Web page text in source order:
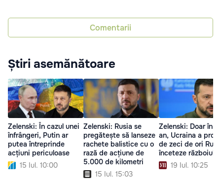
Comentarii
Știri asemănătoare
Zelenski: În cazul unei
înfrângeri, Putin ar
putea întreprinde
acțiuni periculoase
15 Iul. 10:00
Zelenski: Rusia se
pregătește să lanseze
rachete balistice cu o
rază de acțiune de
5.000 de kilometri
15 Iul. 15:03
Zelenski: Doar în
an, Ucraina a
de zeci de ori
înceteze războiul
19 Iul. 10:25